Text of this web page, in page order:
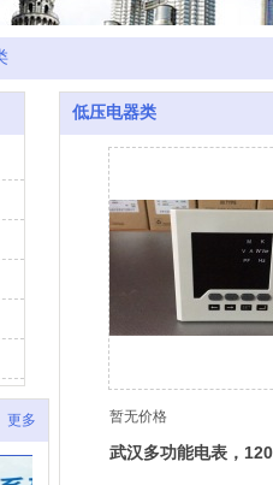
更多
低压电器类
暂无价格
武汉多功能电表，